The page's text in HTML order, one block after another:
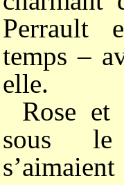
Perrault
temps –
elle.
Rose et
sous